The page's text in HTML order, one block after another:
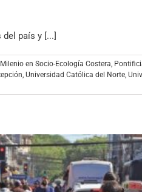
país y [...]
en Socio-Ecología Costera
Universidad Católica del Norte